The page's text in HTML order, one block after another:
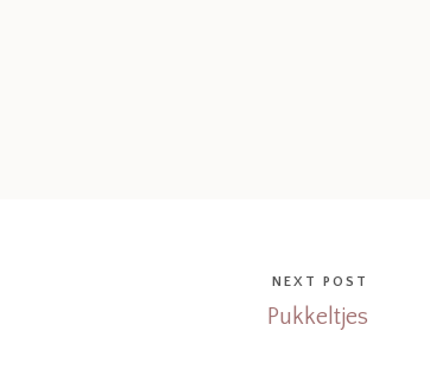
NEXT POST
Pukkeltjes